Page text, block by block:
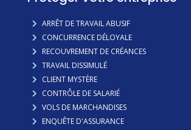
ARRÊT DE TRAVAIL ABUSIF
CONCURRENCE DÉLOYALE
RECOUVREMENT DE CRÉANCES
TRAVAIL DISSIMULÉ
CLIENT MYSTÈRE
CONTRÔLE DE SALARIÉ
VOLS DE MARCHANDISES
ENQUÊTE D'ASSURANCE